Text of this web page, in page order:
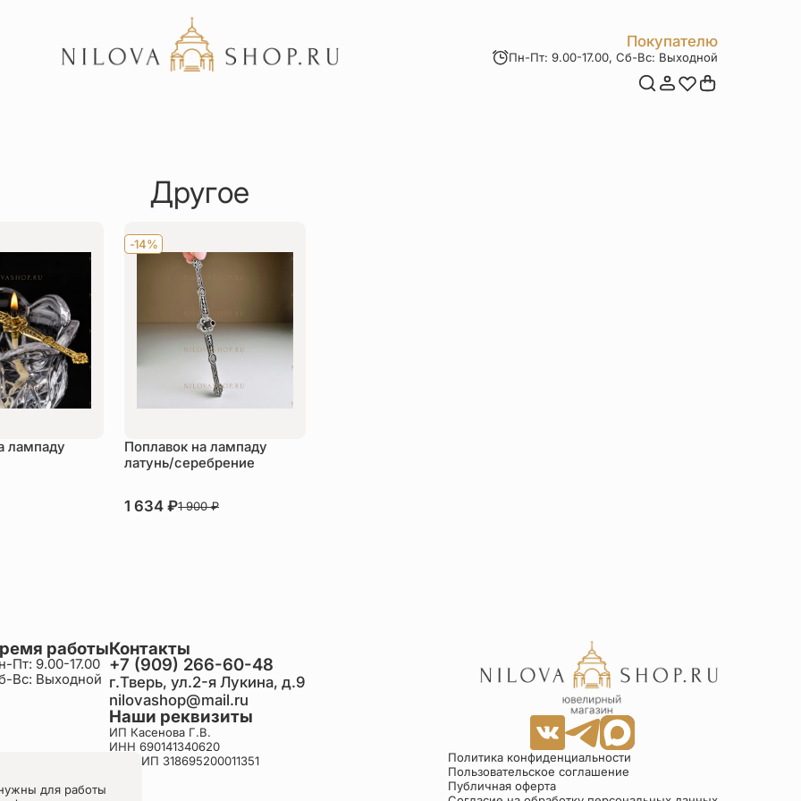
Покупателю
Пн-Пт: 9.00-17.00, Сб-Вс: Выходной
Другое
лампаду
-14%
Поплавок на лампаду
латунь/серебрение
В наличии
1 634₽1 900₽
работы
Пт: 9.00-17.00
Вс: Выходной
Контакты
+7 (909) 266-60-48
г.Тверь, ул.2-я Лукина, д.9
nilovashop@mail.ru
Наши реквизиты
ИП Касенова Г.В.
ИНН 690141340620
ОГРНИП 318695200011351
Политика конфиденциальности
Пользовательское соглашение
Публичная оферта
для работы